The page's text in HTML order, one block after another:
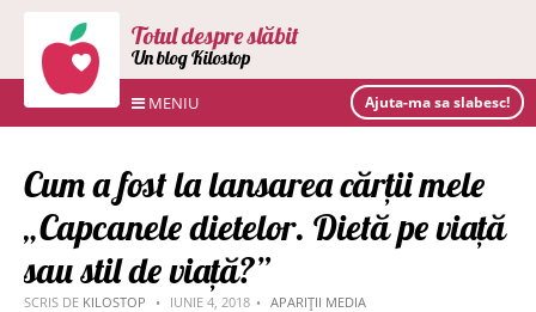
Totul despre slăbit
Un blog Kilostop
MENIU Ajuta-ma sa slabesc!
Cum a fost la lansarea cărții mele
„Capcanele dietelor. Dietă pe viață
sau stil de viață?”
SCRIS DE KILOSTOP IUNIE 4, 2018 APARIȚII MEDIA